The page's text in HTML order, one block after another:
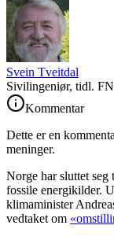
Svein Tveitdal
Sivilingeniør, tidl.
Kommentar
Dette er en
meninger.
Norge har sluttet seg
fossile energikilder.
klimaminister
vedtaket om